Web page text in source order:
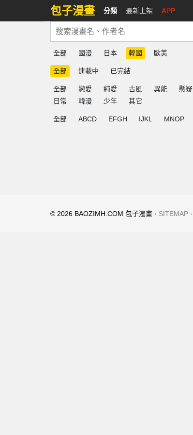
包子漫畫 分類 最新上架 APP
全部 國漫 日本 韓國 歐美
全部 連載中 已完結
全部 戀愛 純愛 古風 異能 懸疑
日常
韓漫 少年 其它
全部 ABCD EFGH IJKL MNOP
© 2026 BAOZIMH.COM 包子漫畫 · SITEMAP ·